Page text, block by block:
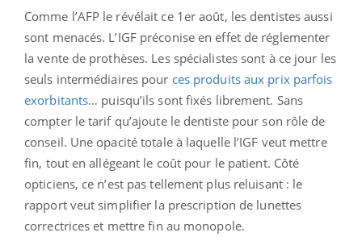
Comme l’AFP le révélait ce 1er août, les dentistes aussi
sont menacés. L’IGF préconise en effet de réglementer
la vente de prothèses. Les spécialistes sont à ce jour les
seuls intermédiaires pour ces produits aux prix parfois
exorbitants… puisqu’ils sont fixés librement. Sans
compter le tarif qu’ajoute le dentiste pour son rôle de
conseil. Une opacité totale à laquelle l’IGF veut mettre
fin, tout en allégeant le coût pour le patient. Côté
opticiens, ce n’est pas tellement plus reluisant : le
rapport veut simplifier la prescription de lunettes
correctrices et mettre fin au monopole.